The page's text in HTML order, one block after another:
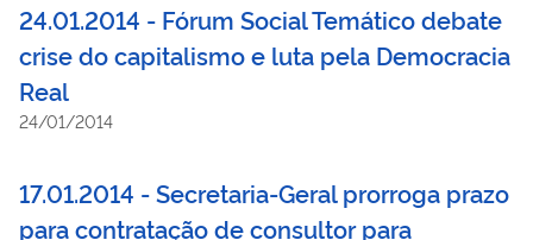
24.01.2014 - Fórum Social Temático debate
crise do capitalismo e luta pela Democracia
Real
24/01/2014
17.01.2014 - Secretaria-Geral prorroga prazo
para contratação de consultor para